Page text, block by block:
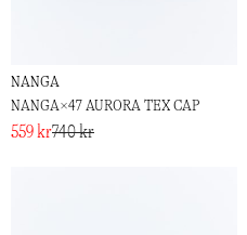
NANGA
NANGA×47 AURORA TEX CAP
559 kr740 kr